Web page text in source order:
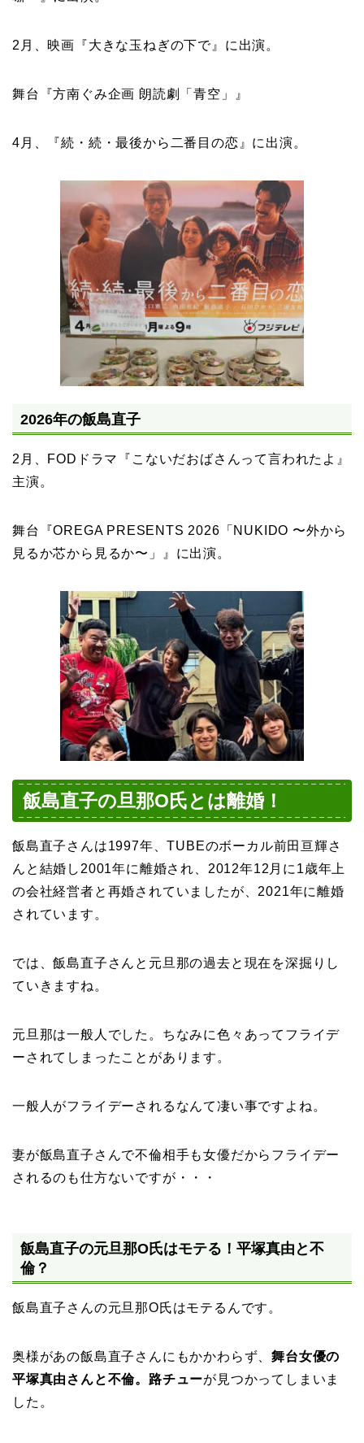
2月、映画『大きな玉ねぎの下で』に出演。
舞台『方南ぐみ企画 朗読劇「青空」』
4月、『続・続・最後から二番目の恋』に出演。
2026年の飯島直子
2月、FODドラマ『こないだおばさんって言われたよ』
主演。
舞台『OREGA PRESENTS 2026「NUKIDO 〜外から
見るか芯から見るか〜」』に出演。
飯島直子の旦那O氏とは離婚！
飯島直子さんは1997年、TUBEのボーカル前田亘輝さ
んと結婚し2001年に離婚され、2012年12月に1歳年上
の会社経営者と再婚されていましたが、2021年に離婚
されています。
では、飯島直子さんと元旦那の過去と現在を深掘りし
ていきますね。
元旦那は一般人でした。ちなみに色々あってフライデ
ーされてしまったことがあります。
一般人がフライデーされるなんて凄い事ですよね。
妻が飯島直子さんで不倫相手も女優だからフライデー
されるのも仕方ないですが・・・
飯島直子の元旦那O氏はモテる！平塚真由と不
倫？
飯島直子さんの元旦那O氏はモテるんです。
奥様があの飯島直子さんにもかかわらず、舞台女優の
平塚真由さんと不倫。路チューが見つかってしまいま
した。